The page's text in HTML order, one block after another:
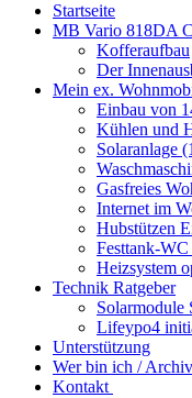
Startseite
MB Vario 818DA
Kofferaufbau
Der
Mein ex.
Einbau von
Kühlen und
Solaranlage
Gasfreies
Internet im
Hubstützen
Festtank-
Heizsystem
Technik Ratgeber
Solarmodule
Lifeypo4
Unterstützung
Wer bin ich / Archiv
Kontakt